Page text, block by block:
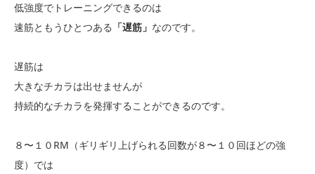
低強度でトレーニングできるのは
速筋ともうひとつある 「遅筋」 なのです。
遅筋は
大きなチカラは出せませんが
持続的なチカラを発揮することができるのです。
８〜１０RM（ギリギリ上げられる回数が８〜１０回ほどの強
度）では